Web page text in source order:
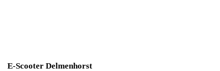
E-Scooter Delmenhorst